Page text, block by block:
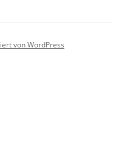
von WordPress